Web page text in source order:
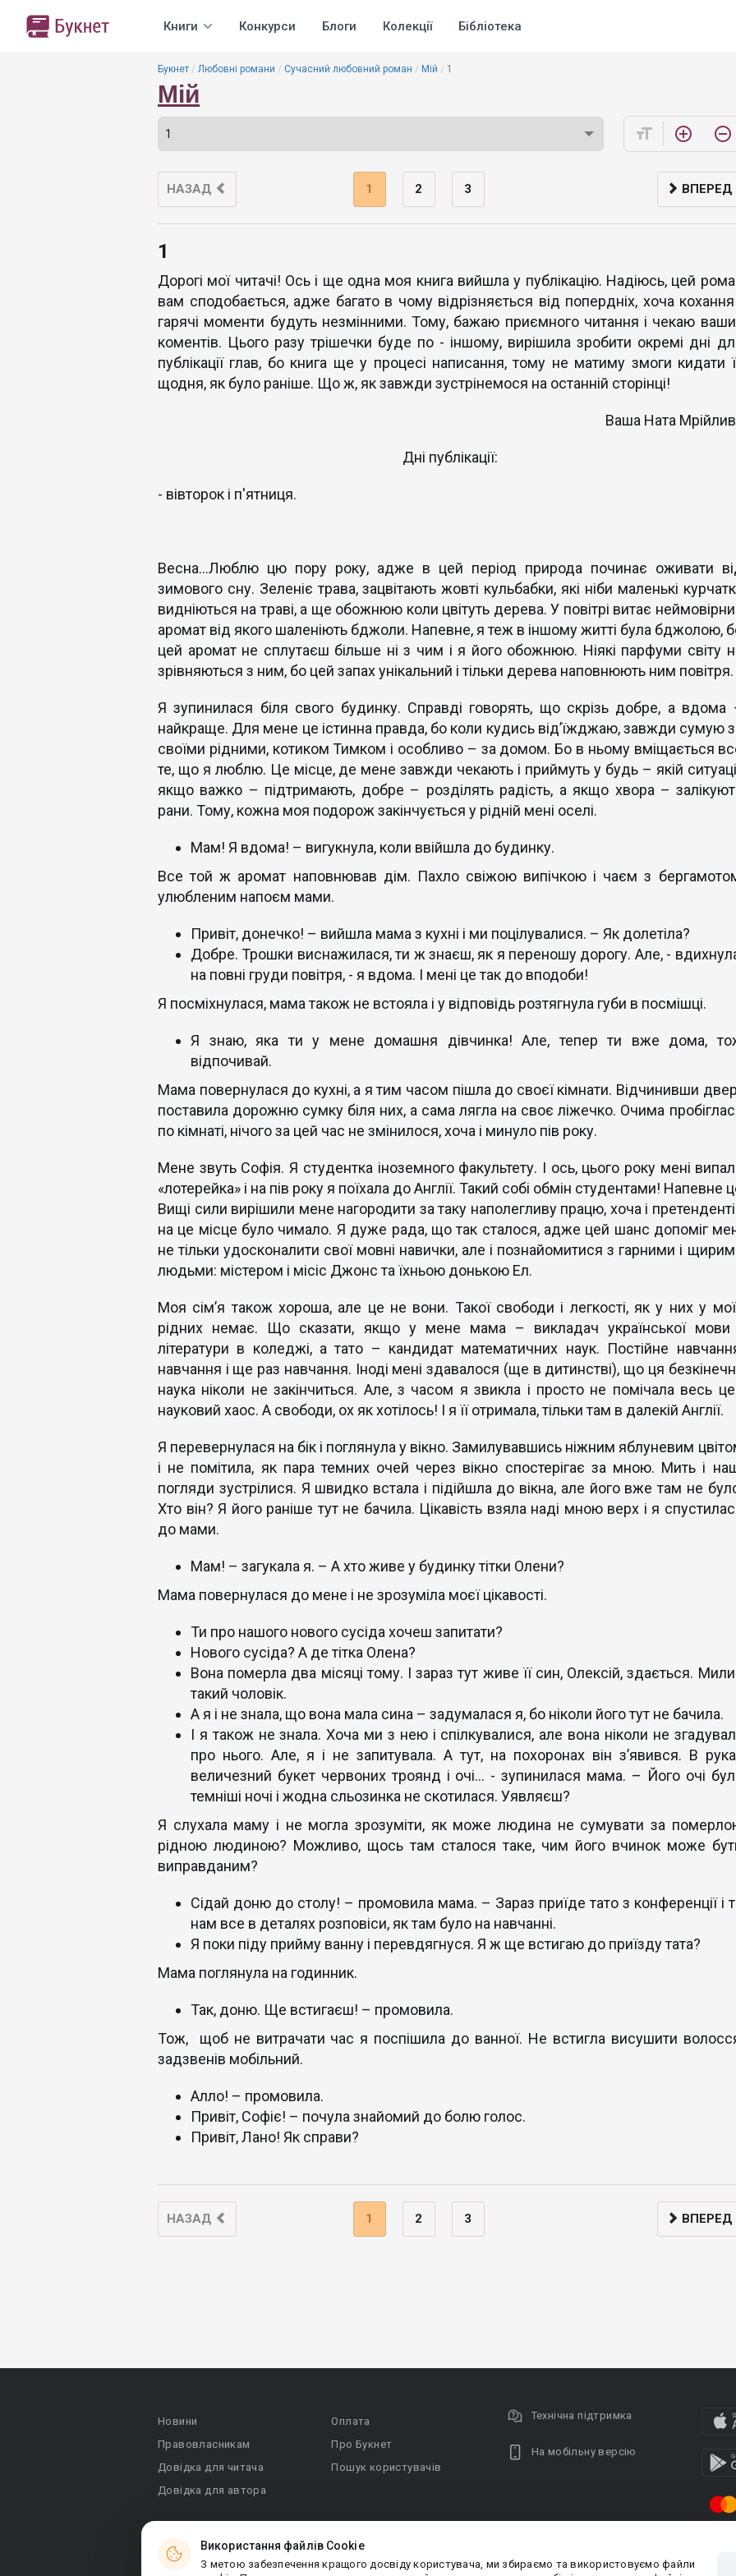
Книги Конкурси Блоги Колекції Бібліотека
Букнет Любовні романи Сучасний любовний роман Мій 1
Мій
format_size add_circle_outline remove_circle_outline
НАЗАД 1 2 3 ВПЕРЕД
1
Дорогі мої читачі! Ось і ще одна моя книга вийшла у публікацію. Надіюсь, цей
вам сподобається, адже багато в чому відрізняється від попердніх, хоча кохання
гарячі моменти будуть незмінними. Тому, бажаю приємного читання і чекаю
коментів. Цього разу трішечки буде по - іншому, вирішила зробити окремі дні
публікації глав, бо книга ще у процесі написання, тому не матиму змоги кидати
щодня, як було раніше. Що ж, як завжди зустрінемося на останній сторінці!
Ваша Ната
Дні публікації:
- вівторок і п'ятниця.
Весна…Люблю цю пору року, адже в цей період природа починає оживати
зимового сну. Зеленіє трава, зацвітають жовті кульбабки, які ніби маленькі
видніються на траві, а ще обожнюю коли цвітуть дерева. У повітрі витає
аромат від якого шаленіють бджоли. Напевне, я теж в іншому житті була бджолою,
цей аромат не сплутаєш більше ні з чим і я його обожнюю. Ніякі парфуми світу
зрівняються з ним, бо цей запах унікальний і тільки дерева наповнюють ним повітря.
Я зупинилася біля свого будинку. Справді говорять, що скрізь добре, а вдома
найкраще. Для мене це істинна правда, бо коли кудись від’їжджаю, завжди сумую
своїми рідними, котиком Тимком і особливо – за домом. Бо в ньому вміщається
те, що я люблю. Це місце, де мене завжди чекають і приймуть у будь – якій
якщо важко – підтримають, добре – розділять радість, а якщо хвора –
рани. Тому, кожна моя подорож закінчується у рідній мені оселі.
Мам! Я вдома! – вигукнула, коли ввійшла до будинку.
Все той ж аромат наповнював дім. Пахло свіжою випічкою і чаєм з
улюбленим напоєм мами.
Привіт, донечко! – вийшла мама з кухні і ми поцілувалися. – Як долетіла?
Добре. Трошки виснажилася, ти ж знаєш, як я переношу дорогу. Але, -
на повні груди повітря, - я вдома. І мені це так до вподоби!
Я посміхнулася, мама також не встояла і у відповідь розтягнула губи в посмішці.
Я знаю, яка ти у мене домашня дівчинка! Але, тепер ти вже дома,
відпочивай.
Мама повернулася до кухні, а я тим часом пішла до своєї кімнати. Відчинивши
поставила дорожню сумку біля них, а сама лягла на своє ліжечко. Очима
по кімнаті, нічого за цей час не змінилося, хоча і минуло пів року.
Мене звуть Софія. Я студентка іноземного факультету. І ось, цього року мені
«лотерейка» і на пів року я поїхала до Англії. Такий собі обмін студентами! Напевне
Вищі сили вирішили мене нагородити за таку наполегливу працю, хоча і
на це місце було чимало. Я дуже рада, що так сталося, адже цей шанс допоміг
не тільки удосконалити свої мовні навички, але і познайомитися з гарними і
людьми: містером і місіс Джонс та їхньою донькою Ел.
Моя сім’я також хороша, але це не вони. Такої свободи і легкості, як у них у
рідних немає. Що сказати, якщо у мене мама – викладач української мови
літератури в коледжі, а тато – кандидат математичних наук. Постійне
навчання і ще раз навчання. Іноді мені здавалося (ще в дитинстві), що ця
наука ніколи не закінчиться. Але, з часом я звикла і просто не помічала весь
науковий хаос. А свободи, ох як хотілось! І я її отримала, тільки там в далекій Англії.
Я перевернулася на бік і поглянула у вікно. Замилувавшись ніжним яблуневим
і не помітила, як пара темних очей через вікно спостерігає за мною. Мить і
погляди зустрілися. Я швидко встала і підійшла до вікна, але його вже там не
Хто він? Я його раніше тут не бачила. Цікавість взяла наді мною верх і я
до мами.
Мам! – загукала я. – А хто живе у будинку тітки Олени?
Мама повернулася до мене і не зрозуміла моєї цікавості.
Ти про нашого нового сусіда хочеш запитати?
Нового сусіда? А де тітка Олена?
Вона померла два місяці тому. І зараз тут живе її син, Олексій, здається.
такий чоловік.
А я і не знала, що вона мала сина – задумалася я, бо ніколи його тут не бачила.
І я також не знала. Хоча ми з нею і спілкувалися, але вона ніколи не
про нього. Але, я і не запитувала. А тут, на похоронах він з’явився. В
величезний букет червоних троянд і очі… - зупинилася мама. – Його очі
темніші ночі і жодна сльозинка не скотилася. Уявляєш?
Я слухала маму і не могла зрозуміти, як може людина не сумувати за
рідною людиною? Можливо, щось там сталося таке, чим його вчинок може
виправданим?
Сідай доню до столу! – промовила мама. – Зараз приїде тато з конференції і
нам все в деталях розповіси, як там було на навчанні.
Я поки піду прийму ванну і перевдягнуся. Я ж ще встигаю до приїзду тата?
Мама поглянула на годинник.
Так, доню. Ще встигаєш! – промовила.
Тож, щоб не витрачати час я поспішила до ванної. Не встигла висушити
задзвенів мобільний.
Алло! – промовила.
Привіт, Софіє! – почула знайомий до болю голос.
Привіт, Лано! Як справи?
НАЗАД 1 2 3 ВПЕРЕД
Використання файлів Cookie
З метою забезпечення кращого досвіду користувача, ми збираємо та використовуємо файли
Новини
Правовласникам
Довідка для читача
Довідка для автора
Оплата
Про Букнет
Пошук користувачів
Технічна підтримка
На мобільну версію
© 2026 Booknet. Всі права захищено. Privacy policy Угода